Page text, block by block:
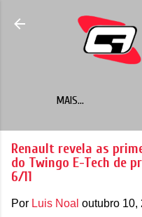
Pular para o
MAIS…
Renault revela as
do Twingo E-Tech de
6/11
Por Luis Noal outubro 10,